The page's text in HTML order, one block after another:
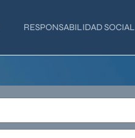
RESPONSABILIDAD SOCIAL